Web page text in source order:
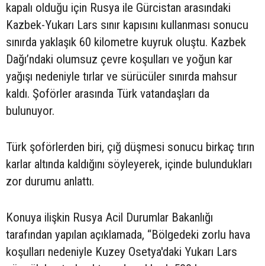
kapalı olduğu için Rusya ile Gürcistan arasındaki
Kazbek-Yukarı Lars sınır kapısını kullanması sonucu
sınırda yaklaşık 60 kilometre kuyruk oluştu. Kazbek
Dağı’ndaki olumsuz çevre koşulları ve yoğun kar
yağışı nedeniyle tırlar ve sürücüler sınırda mahsur
kaldı. Şoförler arasında Türk vatandaşları da
bulunuyor.
Türk şoförlerden biri, çığ düşmesi sonucu birkaç tırın
karlar altında kaldığını söyleyerek, içinde bulundukları
zor durumu anlattı.
Konuya ilişkin Rusya Acil Durumlar Bakanlığı
tarafından yapılan açıklamada, “Bölgedeki zorlu hava
koşulları nedeniyle Kuzey Osetya'daki Yukarı Lars